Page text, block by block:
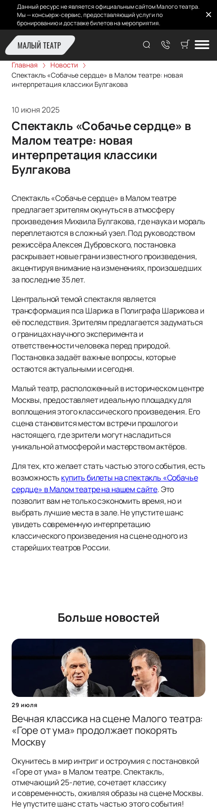
Данный ресурс не является официальным сайтом Малого театра.
Мы — консьерж-сервис, предоставляющий услуги по
бронированию и доставке билетов на мероприятия.
МАЛЫЙ ТЕАТР
Главная
Новости
Спектакль «Собачье сердце» в Малом театре: новая
интерпретация классики Булгакова
10 июня 2025
Спектакль «Собачье сердце» в
Малом театре: новая
интерпретация классики
Булгакова
Спектакль «Собачье сердце» в Малом театре
предлагает зрителям окунуться в атмосферу
произведения Михаила Булгакова, где наука и мораль
переплетаются в сложный узел. Под руководством
режиссёра Алексея Дубровского, постановка
раскрывает новые грани известного произведения,
акцентируя внимание на изменениях, произошедших
за последние 35 лет.
Центральной темой спектакля является
трансформация пса Шарика в Полиграфа Шарикова и
её последствия. Зрителям предлагается задуматься
о границах научного эксперимента и
ответственности человека перед природой.
Постановка задаёт важные вопросы, которые
остаются актуальными и сегодня.
Малый театр, расположенный в историческом центре
Москвы, предоставляет идеальную площадку для
воплощения этого классического произведения. Его
сцена становится местом встречи прошлого и
настоящего, где зрители могут насладиться
уникальной атмосферой и мастерством актёров.
Для тех, кто желает стать частью этого события, есть
возможность купить билеты на спектакль «Собачье
сердце» в Малом театре на нашем сайте. Это
позволит вам не только сэкономить время, но и
выбрать лучшие места в зале. Не упустите шанс
увидеть современную интерпретацию
классического произведения на сцене одного из
старейших театров России.
Больше новостей
29 июля
Вечная классика на сцене Малого театра:
«Горе от ума» продолжает покорять
Москву
Окунитесь в мир интриг и остроумия с постановкой
«Горе от ума» в Малом театре. Спектакль,
отмечающий 25-летие, сочетает классику
и современность, оживляя образы на сцене Москвы.
Не упустите шанс стать частью этого события!